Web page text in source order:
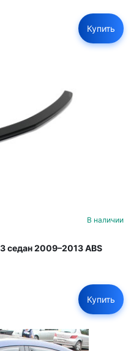
Купить
В наличии
седан 2009–2013 ABS
Купить